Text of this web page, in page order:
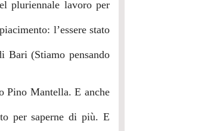
pluriennale lavoro per
l’essere stato
Bari (Stiamo pensando
Pino Mantella. E anche
per saperne di più. E